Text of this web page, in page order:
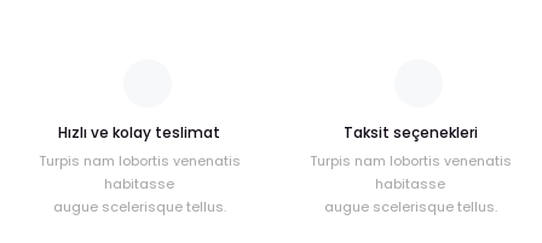
Ürün bilgilerinde hatalar bulunuyor.
Ürün fiyatı diğer sitelerden daha pahalı.
Bu ürüne benzer farklı alternatifler olmalı.
Hızlı ve kolay teslimat
Turpis nam lobortis venenatis
habitasse
augue scelerisque tellus.
Taksit seçenekleri
Turpis nam lobortis venenatis
habitasse
augue scelerisque tellus.